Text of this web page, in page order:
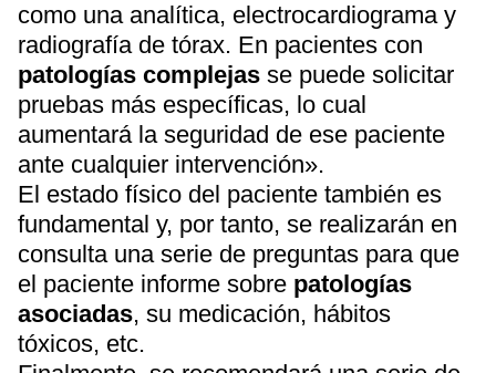
como una analítica, electrocardiograma y
radiografía de tórax. En pacientes con
patologías complejas se puede solicitar
pruebas más específicas, lo cual
aumentará la seguridad de ese paciente
ante cualquier intervención».
El estado físico del paciente también es
fundamental y, por tanto, se realizarán en
consulta una serie de preguntas para que
el paciente informe sobre patologías
asociadas, su medicación, hábitos
tóxicos, etc.